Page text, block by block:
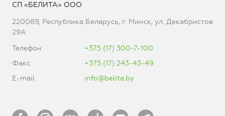
СП «БЕЛИТА» ООО
220089, Республика Беларусь, г. Минск, ул. Декабристов
29А
Телефон
+375 (17) 300-7-100
Факс
+375 (17) 243-43-49
E-mail
info@belita.by